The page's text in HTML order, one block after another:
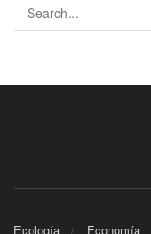
Ecología Economía